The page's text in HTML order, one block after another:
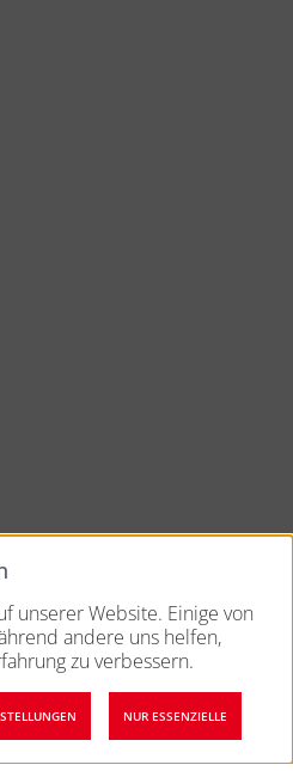
unserer Website. Einige von
andere uns helfen,
zu verbessern.
NUR ESSENZIELLE